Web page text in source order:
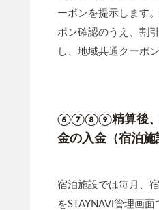
ーポンを提示します
ポン確認のうえ、割
し、地域共通クーポ
⑥⑦⑧⑨精算後、
金の入金（宿泊施
宿泊施設では毎月、
をSTAYNAVI管理画